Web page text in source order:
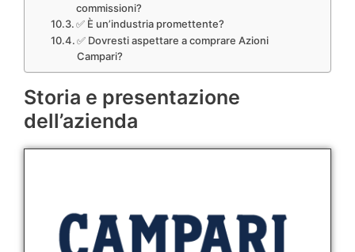
commissioni?
✅ È un’industria promettente?
✅ Dovresti aspettare a comprare Azioni
Campari?
Storia e presentazione
dell’azienda